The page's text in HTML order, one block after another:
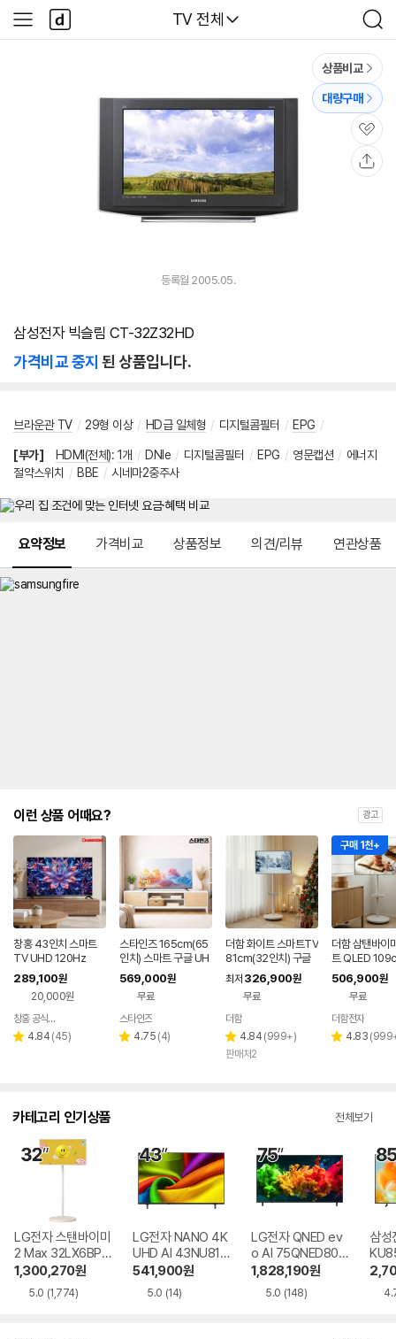
다나와
TV 전체
검
색
사
이
다
나
와
상품비교
대량구매
관
심
등록월 2005.05.
삼성전자 빅슬림 CT-32Z32HD
가격비교 중지 된 상품입니다.
브라운관 TV / 29형 이상 / HD급 일체형 / 디지털콤필터 / EPG /
[부가] HDMI(전체): 1개 / DNIe / 디지털콤필터 / EPG / 영문캡션 / 에너지
절약스위치
/ BBE / 시네마2중주사
요약정보 가격비교 상품정보 의견/리뷰 연관상품
이런 상품 어때요? 광고
창홍 43인치 스마트
TV UHD 120Hz
289,100원
20,000원
페이
창홍 공식스토어
별 4.84 리
(45)
스타인즈 165cm(65
인치) 스마트 구글 UH
D TV KKZ6500SU
H 중소기업 1등급
569,000원
무료
페이
스타인즈
별 4.75 리
(4)
더함 화이트 스마트TV
81cm(32인치) 구글
5.0 QLED 이동식TV
최저 326,900원
무료
더함
별
점
4.84 리
(999+)
판매처2
구매 1천+
더함 삼탠바이
트 QLED
인치), 라이트,
스탠드
506,900원
무료
더함전자
별 4.83 리
(
카테고리 인기상품 전체보기
LG전자 스탠바이미
2 Max 32LX6BPG
A
1,300,270원
5.0 (1,774)
LG전자 NANO 4K
UHD AI 43NU810
BENA
541,900원
5.0 (14)
LG전자 QNED ev
o AI 75QNED80B
EA
1,828,190원
5.0 (148)
삼성
R